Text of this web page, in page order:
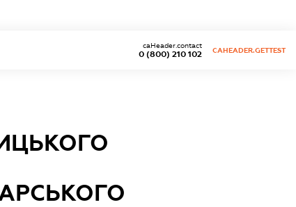
0 (800) 210 102
caHeader.contact
CAHEADER.GETTEST